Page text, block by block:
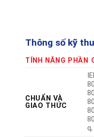
Thông số kỹ
TÍNH NĂNG PHẦN
CHUẨN VÀ
GIAO THỨC
q,